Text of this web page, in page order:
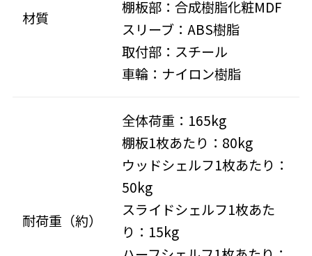
材質
棚板部：合成樹脂化粧MDF
スリーブ：ABS樹脂
取付部：スチール
車輪：ナイロン樹脂
耐荷重（約）
全体荷重：165kg
棚板1枚あたり：80kg
ウッドシェルフ1枚あたり：
50kg
スライドシェルフ1枚あた
り：15kg